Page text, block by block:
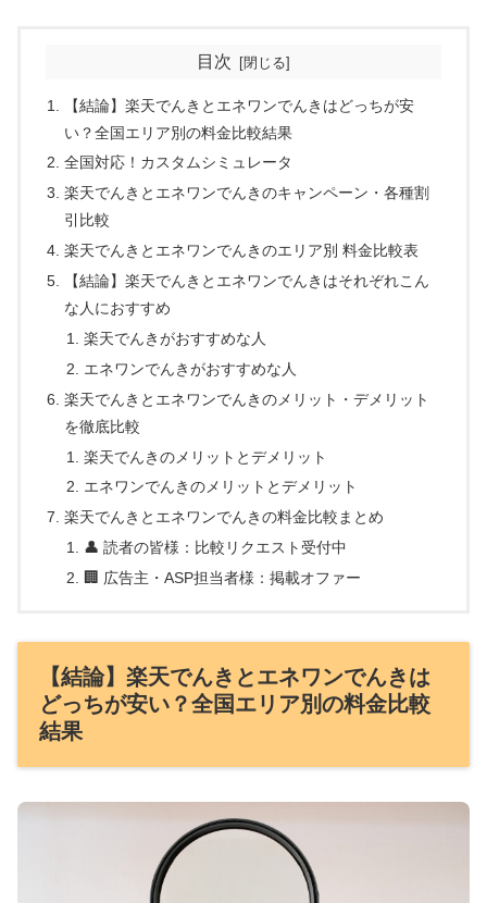
目次
【結論】楽天でんきとエネワンでんきはどっちが安
い？全国エリア別の料金比較結果
全国対応！カスタムシミュレータ
楽天でんきとエネワンでんきのキャンペーン・各種割
引比較
楽天でんきとエネワンでんきのエリア別 料金比較表
【結論】楽天でんきとエネワンでんきはそれぞれこん
な人におすすめ
楽天でんきがおすすめな人
エネワンでんきがおすすめな人
楽天でんきとエネワンでんきのメリット・デメリット
を徹底比較
楽天でんきのメリットとデメリット
エネワンでんきのメリットとデメリット
楽天でんきとエネワンでんきの料金比較まとめ
👤 読者の皆様：比較リクエスト受付中
🏢 広告主・ASP担当者様：掲載オファー
【結論】楽天でんきとエネワンでんきは
どっちが安い？全国エリア別の料金比較
結果